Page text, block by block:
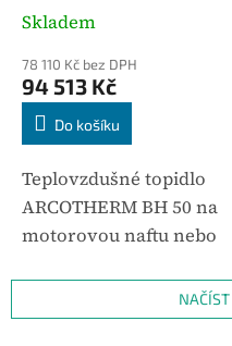
Skladem
78 110 Kč bez DPH
94 513 Kč
Do košíku
Teplovzdušné topidlo
ARCOTHERM BH 50 na
motorovou naftu nebo
ELTO. Tato topidla jsou
primárně určena do